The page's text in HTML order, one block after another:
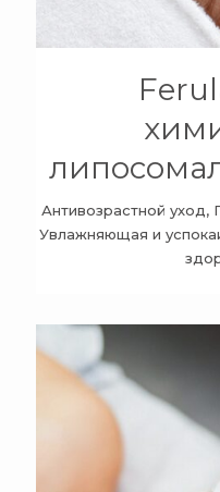
Антивозрастной уход,
Увлажняющая и